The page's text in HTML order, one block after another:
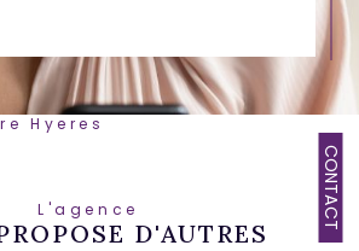
CONTACT
Hyeres
L'agence
D'AUTRES